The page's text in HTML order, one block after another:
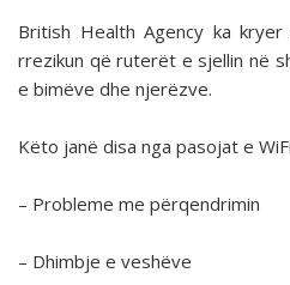
British Health Agency ka
rrezikun që ruterët e sjellin në
e bimëve dhe njerëzve.
Këto janë disa nga pasojat e
– Probleme me përqendrimin
– Dhimbje e veshëve